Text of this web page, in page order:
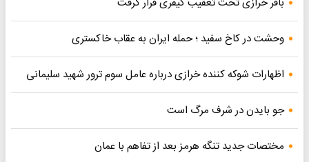
وحشت در کاخ سفید ؛ حمله ایران به عقاب خاکستری
اظهارات شوکه کننده خرازی درباره عامل سوم ترور شهید سلیمانی
جو بایدن در شرف مرگ است
مختصات جدید تنگه هرمز بعد از تفاهم با عمان